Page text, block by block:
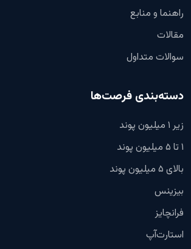
راهنما و منابع
مقالات
سوالات متداول
دسته‌بندی فرصت‌ها
زیر ۱ میلیون پوند
۱ تا ۵ میلیون پوند
بالای ۵ میلیون پوند
بیزینس
فرانچایز
استارت‌آپ